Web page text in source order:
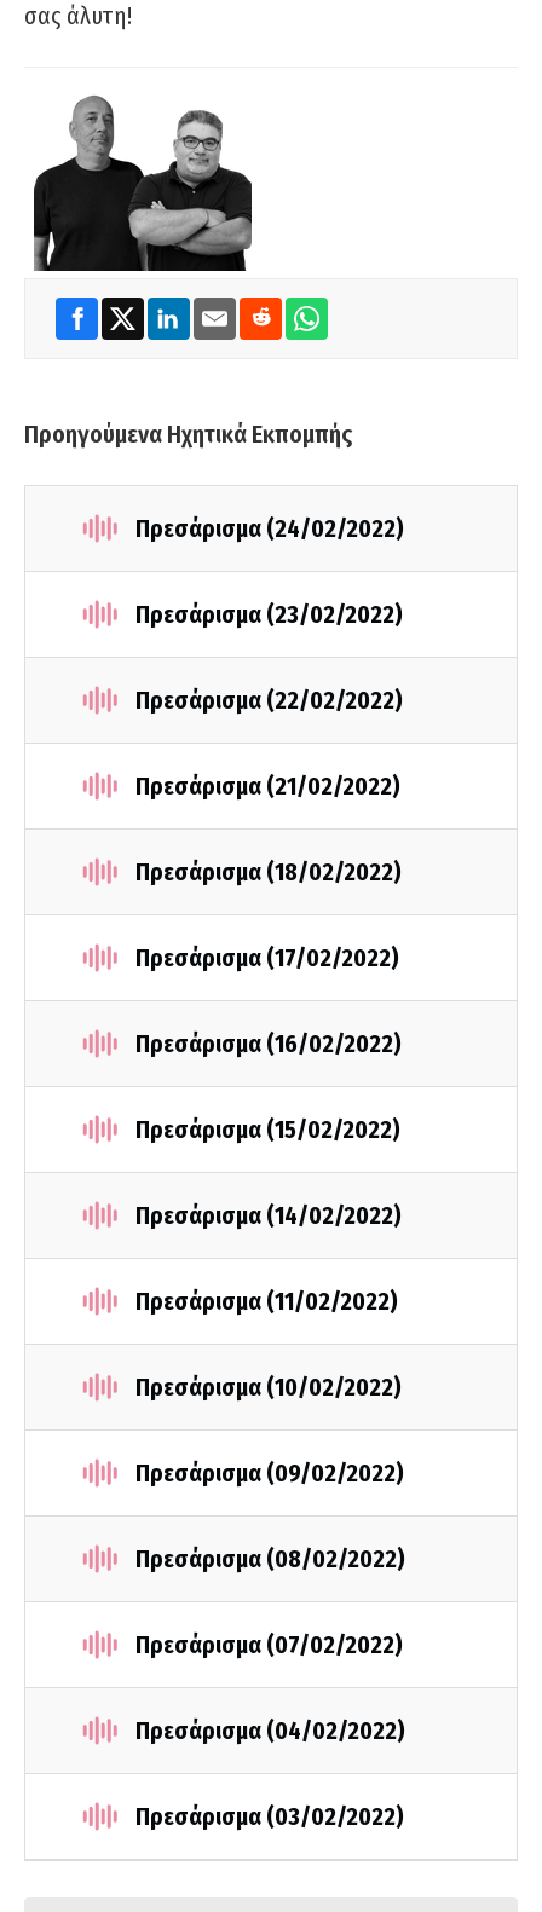
σας άλυτη!
Προηγούμενα Ηχητικά Εκπομπής
Πρεσάρισμα (24/02/2022)
Πρεσάρισμα (23/02/2022)
Πρεσάρισμα (22/02/2022)
Πρεσάρισμα (21/02/2022)
Πρεσάρισμα (18/02/2022)
Πρεσάρισμα (17/02/2022)
Πρεσάρισμα (16/02/2022)
Πρεσάρισμα (15/02/2022)
Πρεσάρισμα (14/02/2022)
Πρεσάρισμα (11/02/2022)
Πρεσάρισμα (10/02/2022)
Πρεσάρισμα (09/02/2022)
Πρεσάρισμα (08/02/2022)
Πρεσάρισμα (07/02/2022)
Πρεσάρισμα (04/02/2022)
Πρεσάρισμα (03/02/2022)